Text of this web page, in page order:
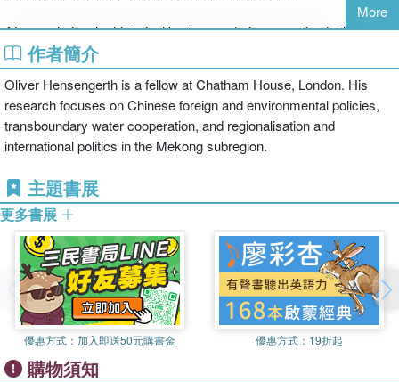
After exploring the historical background of cooperation in the
GMS, the author discusses how far cooperation in the GMS has
developed from the mere promotion of the national interest of
individual states towards an institution as an independent actor able
to influence relationships between its member states instead of
only being influenced by them. Hensengerth scrutinises the nature
of GMS cooperation and the character and capabilities of the
between China and Vietnam. Here, the study will combine the
analysis of subregionalism and institution-building in the GMS with
an analysis of China-Vietnam relations by combining theoretical
approaches to regional integration in the form of the regime
approach with foreign policy analysis
This book will appeal to academics within international relations,
Southeast Asian regional and China or Vietnam country specialists.
More
作者簡介
Oliver Hensengerth is a fellow at Chatham House, London. His
research focuses on Chinese foreign and environmental policies,
transboundary water cooperation, and regionalisation and
international politics in the Mekong subregion.
主題書展
更多書展
優惠方式： 加入即送50元購書金 優惠方式： 19折起
購物須知